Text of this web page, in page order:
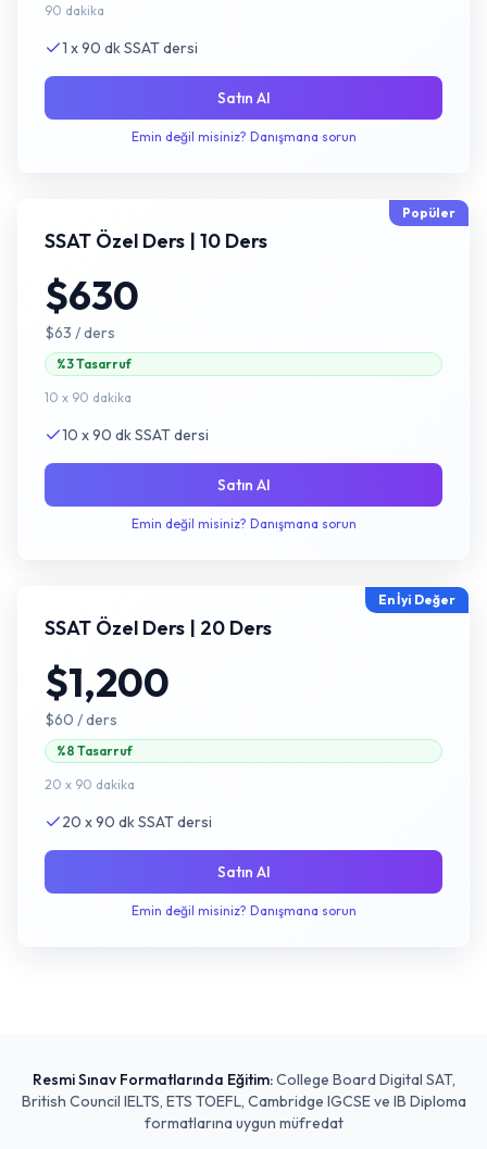
90 dakika
1 x 90 dk SSAT dersi
Satın Al
Emin değil misiniz? Danışmana sorun
Popüler
SSAT Özel Ders | 10 Ders
$630
$63 / ders
%3 Tasarruf
10 x 90 dakika
10 x 90 dk SSAT dersi
Satın Al
Emin değil misiniz? Danışmana sorun
En İyi Değer
SSAT Özel Ders | 20 Ders
$1,200
$60 / ders
%8 Tasarruf
20 x 90 dakika
20 x 90 dk SSAT dersi
Satın Al
Emin değil misiniz? Danışmana sorun
Resmi Sınav Formatlarında Eğitim:College Board Digital SAT,
British Council IELTS, ETS TOEFL, Cambridge IGCSE ve IB Diploma
formatlarına uygun müfredat